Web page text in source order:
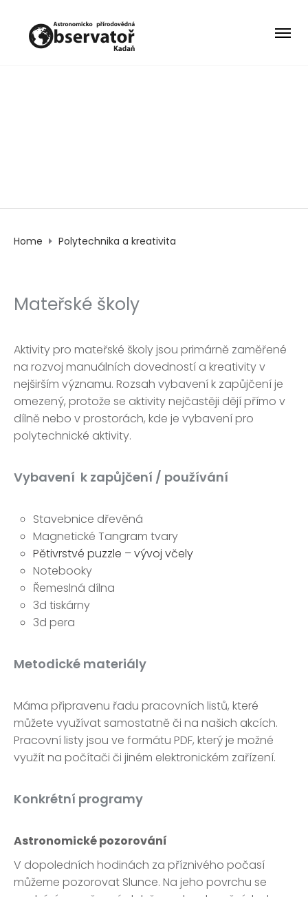
Home Polytechnika a kreativita
Mateřské školy
Aktivity pro mateřské školy jsou primárně zaměřené
na rozvoj manuálních dovedností a kreativity v
nejširším významu. Rozsah vybavení k zapůjčení je
omezený, protože se aktivity nejčastěji dějí přímo v
dílně nebo v prostorách, kde je vybavení pro
polytechnické aktivity.
Vybavení k zapůjčení / používání
Stavebnice dřevěná
Magnetické Tangram tvary
Pětivrstvé puzzle – vývoj včely
Notebooky
Řemeslná dílna
3d tiskárny
3d pera
Metodické materiály
Máma připravenu řadu pracovních listů, které
můžete využívat samostatně či na našich akcích.
Pracovní listy jsou ve formátu PDF, který je možné
využít na počítači či jiném elektronickém zařízení.
Konkrétní programy
Astronomické pozorování
V dopoledních hodinách za příznivého počasí
můžeme pozorovat Slunce. Na jeho povrchu se